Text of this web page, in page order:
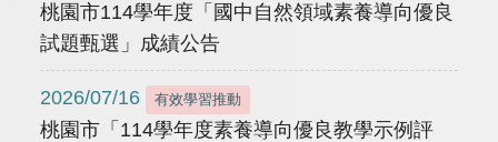
桃園市114學年度「國中自然領域素養導向優良
試題甄選」成績公告
2026/07/16 有效學習推動
桃園市「114學年度素養導向優良教學示例評